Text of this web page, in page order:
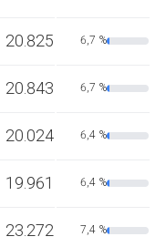
20.825 6,7 %
20.843 6,7 %
20.024 6,4 %
19.961 6,4 %
23.272 7,4 %